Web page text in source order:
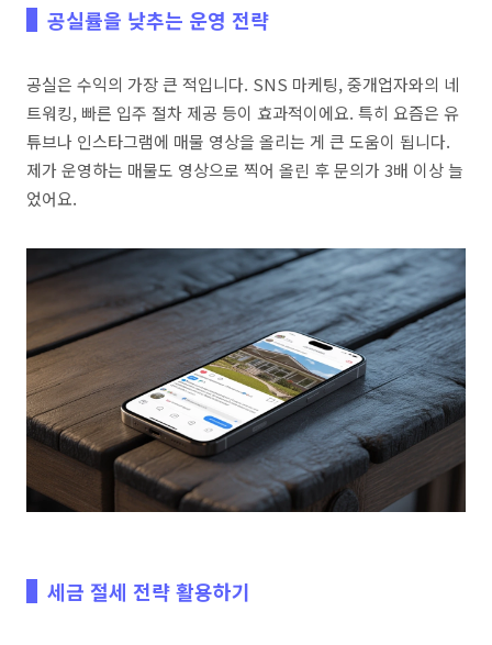
공실률을 낮추는 운영 전략
공실은 수익의 가장 큰 적입니다. SNS 마케팅, 중개업자와의 네
트워킹, 빠른 입주 절차 제공 등이 효과적이에요. 특히 요즘은 유
튜브나 인스타그램에 매물 영상을 올리는 게 큰 도움이 됩니다.
제가 운영하는 매물도 영상으로 찍어 올린 후 문의가 3배 이상 늘
었어요.
세금 절세 전략 활용하기